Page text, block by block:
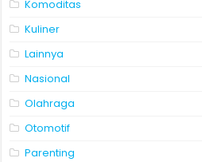
Komoditas
Kuliner
Lainnya
Nasional
Olahraga
Otomotif
Parenting